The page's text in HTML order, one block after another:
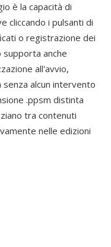
è la capacità di
cliccando i pulsanti di
o registrazione dei
anche
all'avvio,
alcun intervento
.ppsm distinta
tra contenuti
nelle edizioni